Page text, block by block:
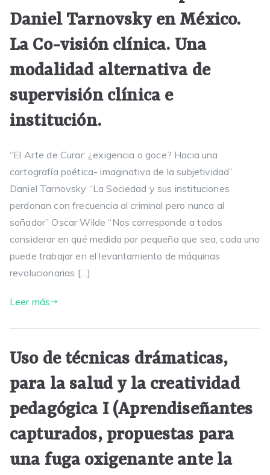
Daniel Tarnovsky en México.
La Co-visión clínica. Una
modalidad alternativa de
supervisión clínica e
institución.
“El Arte de Curar: ¿exigencia o goce? Hacia una
cartografía poética- imaginativa de la subjetividad”
Daniel Tarnovsky “La Sociedad y sus instituciones
perdonan con frecuencia al criminal pero nunca al
soñador” Oscar Wilde “Nos corresponde a todos
considerar en qué medida por pequeña que sea, cada uno
puede trabajar en el levantamiento de máquinas
revolucionarias […]
Leer más
Uso de técnicas drámaticas,
para la salud y la creatividad
pedagógica I (Aprendiseñantes
capturados, propuestas para
una fuga oxigenante ante la